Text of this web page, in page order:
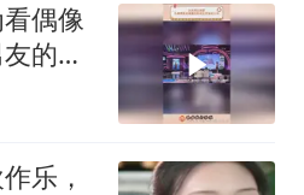
偶像
的父
乐，